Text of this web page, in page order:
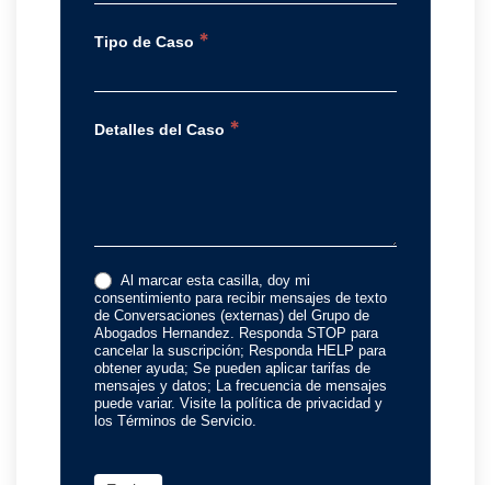
Tipo de Caso *
Detalles del Caso *
Al marcar esta casilla, doy mi
consentimiento para recibir mensajes de texto
de Conversaciones (externas) del Grupo de
Abogados Hernandez. Responda STOP para
cancelar la suscripción; Responda HELP para
obtener ayuda; Se pueden aplicar tarifas de
mensajes y datos; La frecuencia de mensajes
puede variar. Visite la política de privacidad y
los Términos de Servicio.